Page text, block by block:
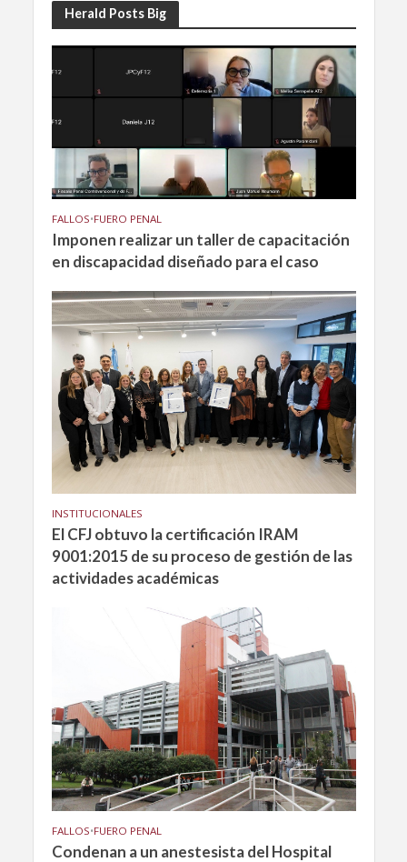
Herald Posts Big
FALLOS•FUERO PENAL
Imponen realizar un taller de capacitación
en discapacidad diseñado para el caso
INSTITUCIONALES
El CFJ obtuvo la certificación IRAM
9001:2015 de su proceso de gestión de las
actividades académicas
FALLOS•FUERO PENAL
Condenan a un anestesista del Hospital